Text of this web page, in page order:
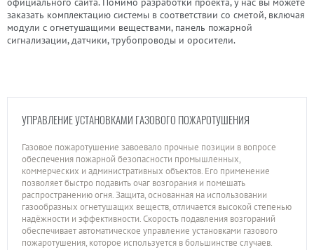
заказать комплектацию системы в соответствии со сметой, включая
модули с огнетушащими веществами, панель пожарной
сигнализации, датчики, трубопроводы и оросители.
УПРАВЛЕНИЕ УСТАНОВКАМИ ГАЗОВОГО ПОЖАРОТУШЕНИЯ
Газовое пожаротушение завоевало прочные позиции в вопросе
обеспечения пожарной безопасности промышленных,
коммерческих и административных объектов. Его применение
позволяет быстро подавить очаг возгорания и помешать
распространению огня. Защита, основанная на использовании
газообразных огнетушащих веществ, отличается высокой степенью
надёжности и эффективности. Скорость подавления возгораний
обеспечивает автоматическое управление установками газового
пожаротушения, которое используется в большинстве случаев.